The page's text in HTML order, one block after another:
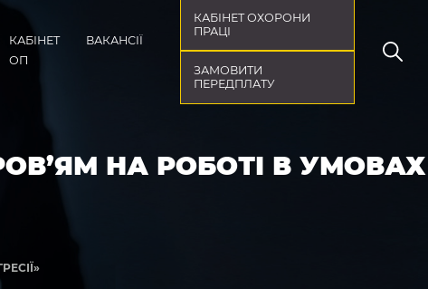
КАБІНЕТ
ОП
ВАКАНСІЇ
КАБІНЕТ ОХОРОНИ
ПРАЦІ
ЗАМОВИТИ
ПЕРЕДПЛАТУ
НА РОБОТІ В УМОВАХ